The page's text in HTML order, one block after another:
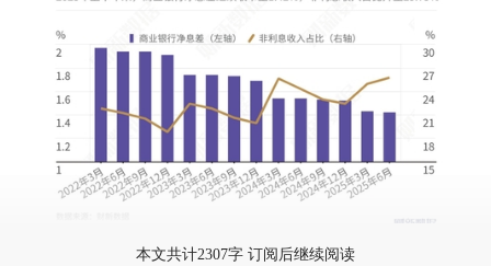
本文共计2307字 订阅后继续阅读